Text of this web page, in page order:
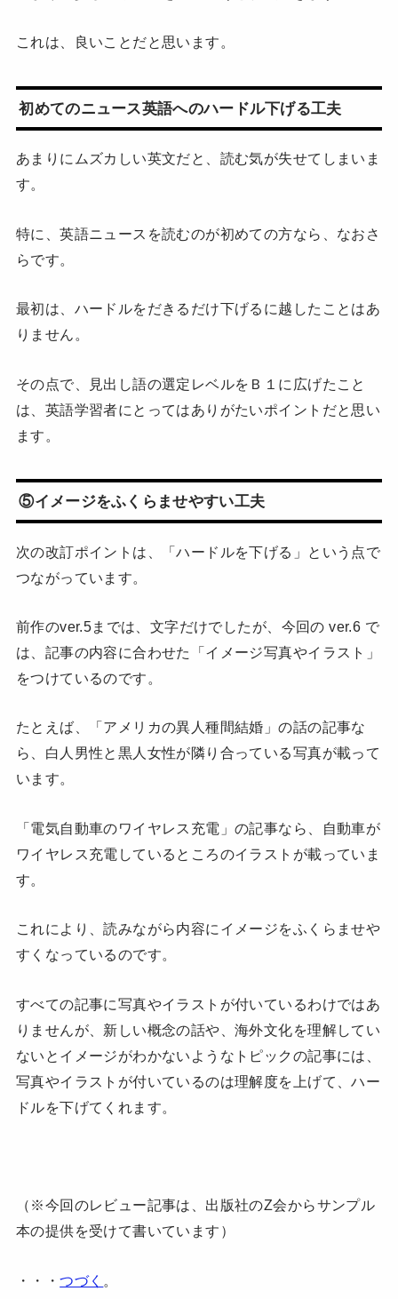
これは、良いことだと思います。
初めてのニュース英語へのハードル下げる工夫
あまりにムズカしい英文だと、読む気が失せてしまいま
す。
特に、英語ニュースを読むのが初めての方なら、なおさ
らです。
最初は、ハードルをだきるだけ下げるに越したことはあ
りません。
その点で、見出し語の選定レベルをＢ１に広げたこと
は、英語学習者にとってはありがたいポイントだと思い
ます。
⑤イメージをふくらませやすい工夫
次の改訂ポイントは、「ハードルを下げる」という点で
つながっています。
前作のver.5までは、文字だけでしたが、今回の ver.6 で
は、記事の内容に合わせた「イメージ写真やイラスト」
をつけているのです。
たとえば、「アメリカの異人種間結婚」の話の記事な
ら、白人男性と黒人女性が隣り合っている写真が載って
います。
「電気自動車のワイヤレス充電」の記事なら、自動車が
ワイヤレス充電しているところのイラストが載っていま
す。
これにより、読みながら内容にイメージをふくらませや
すくなっているのです。
すべての記事に写真やイラストが付いているわけではあ
りませんが、新しい概念の話や、海外文化を理解してい
ないとイメージがわかないようなトピックの記事には、
写真やイラストが付いているのは理解度を上げて、ハー
ドルを下げてくれます。
（※今回のレビュー記事は、出版社のZ会からサンプル
本の提供を受けて書いています）
・・・つづく